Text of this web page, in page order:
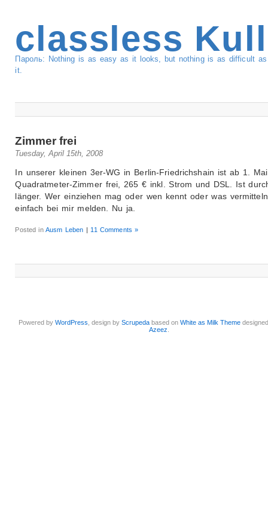
classless
Пароль: Nothing is as easy as it looks, but nothing is as difficult
it.
Zimmer frei
Tuesday, April 15th, 2008
In unserer kleinen 3er-WG in Berlin-Friedrichshain ist ab 1.
Quadratmeter-Zimmer frei, 265 € inkl. Strom und DSL. Ist
länger. Wer einziehen mag oder wen kennt oder was
einfach bei mir melden. Nu ja.
Posted inAusm Leben | 11 Comments »
Powered byWordPress , design byScrupeda based onWhite as Milk Theme
Azeez